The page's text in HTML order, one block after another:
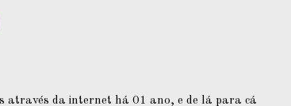
através da internet há 01 ano, e de lá para cá